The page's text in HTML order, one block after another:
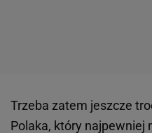
Trzeba zatem jeszcze
Polaka, który najpewniej